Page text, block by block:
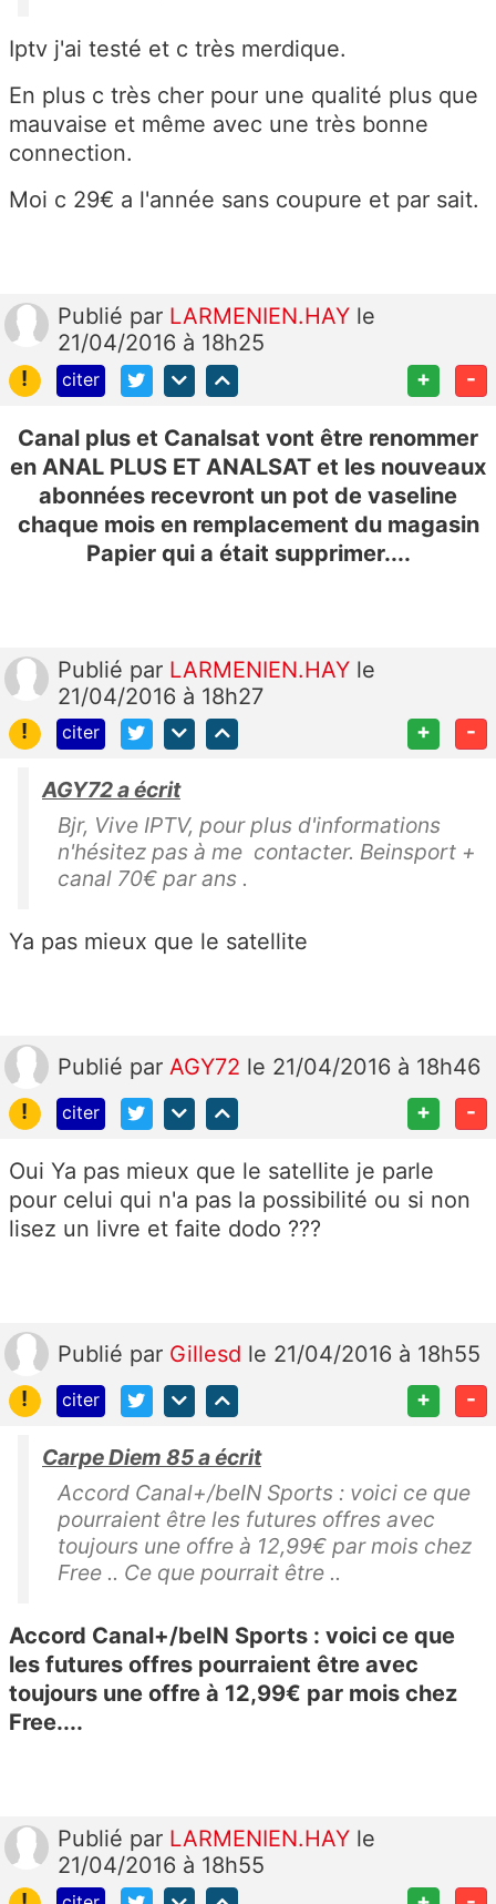
Iptv j'ai testé et c très merdique.
En plus c très cher pour une qualité plus que
mauvaise et même avec une très bonne
connection.
Moi c 29€ a l'année sans coupure et par sait.
Publié par LARMENIEN.HAY le
21/04/2016 à 18h25
!
citer + -
Canal plus et Canalsat vont être renommer
en ANAL PLUS ET ANALSAT et les nouveaux
abonnées recevront un pot de vaseline
chaque mois en remplacement du magasin
Papier qui a était supprimer....
Publié par LARMENIEN.HAY le
21/04/2016 à 18h27
!
citer + -
AGY72 a écrit
Bjr, Vive IPTV, pour plus d'informations
n'hésitez pas à me contacter. Beinsport +
canal 70€ par ans .
Ya pas mieux que le satellite
Publié par AGY72 le 21/04/2016 à 18h46
!
citer + -
Oui Ya pas mieux que le satellite je parle
pour celui qui n'a pas la possibilité ou si non
lisez un livre et faite dodo ???
Publié par Gillesd le 21/04/2016 à 18h55
!
citer + -
Carpe Diem 85 a écrit
Accord Canal+/beIN Sports : voici ce que
pourraient être les futures offres avec
toujours une offre à 12,99€ par mois chez
Free .. Ce que pourrait être ..
Accord Canal+/beIN Sports : voici ce que
les futures offres pourraient être avec
toujours une offre à 12,99€ par mois chez
Free....
Publié par LARMENIEN.HAY le
21/04/2016 à 18h55